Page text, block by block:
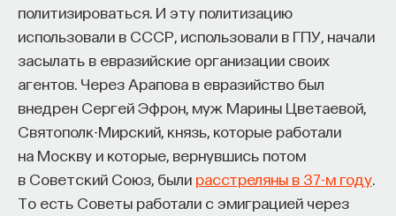
политизироваться. И эту политизацию
использовали в СССР, использовали в ГПУ, начали
засылать в евразийские организации своих
агентов. Через Арапова в евразийство был
внедрен Сергей Эфрон, муж Марины Цветаевой,
Святополк-Мирский, князь, которые работали
на Москву и которые, вернувшись потом
в Советский Союз, были расстреляны в 37-м году
То есть Советы работали с эмиграцией через
других тем — от коучинга до фармакогенетики.
В будущих выпусках их список будет только
расширяться — слушайте подкаст наYouTube
Яндекс Музыке,Apple Podcasts,VKиSpotify.
6/30/2026
НАПИСАТЬ НАМ